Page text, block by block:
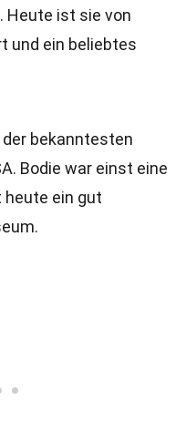
Heute ist sie von
und ein beliebtes
der bekanntesten
Bodie war einst eine
heute ein gut